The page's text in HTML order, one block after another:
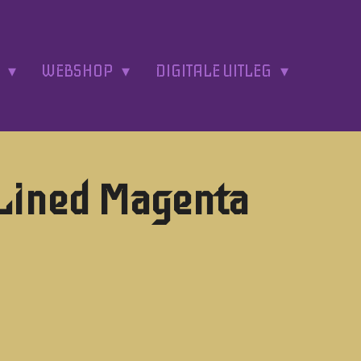
WEBSHOP DIGITALE UITLEG
Magenta